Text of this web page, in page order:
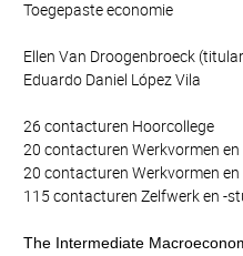
Toegepaste economie
Ellen Van Droogenbroeck
Eduardo Daniel López Vila
26 contacturen Hoorcollege
20 contacturen Werkvormen en
20 contacturen Werkvormen en
115 contacturen Zelfwerk en -
The Intermediate